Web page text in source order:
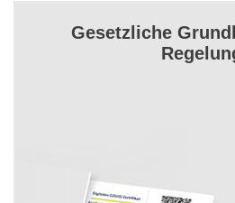
Gesetzliche